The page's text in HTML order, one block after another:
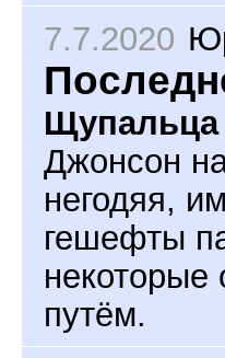
7.7.2020
Щупальца
Джонсон
негодяя,
гешефты
некоторые
путём.